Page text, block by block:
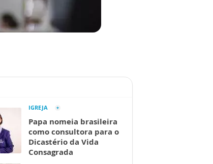
IGREJA
Papa nomeia brasileira
como consultora para o
Dicastério da Vida
Consagrada